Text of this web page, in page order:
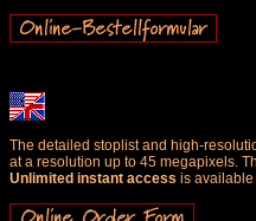
The detailed stoplist and high-
at a resolution up to 45 megapixels.
Unlimited instant access is available